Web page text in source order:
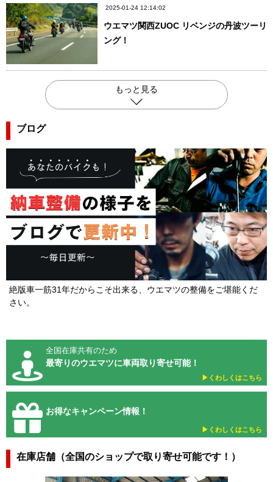
2025-01-24 12:14:02
ウエマツ関西ZUOC リベンジの丹波ツーリ
ング！
もっと見る
ブログ
絶版車一筋31年だからこそ出来る、ウエマツの整備をご堪能くだ
さい。
全国在庫共有のため
最寄りのウエマツに車両取り寄せ可能！
▶︎くわしくはこちら
お得なキャンペーン情報！
▶︎くわしくはこちら
在庫店舗（全国のショップで取り寄せ可能です！）